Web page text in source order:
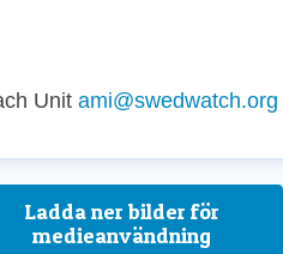
Unit ami@swedwatch.org
Ladda ner bilder för
medieanvändning